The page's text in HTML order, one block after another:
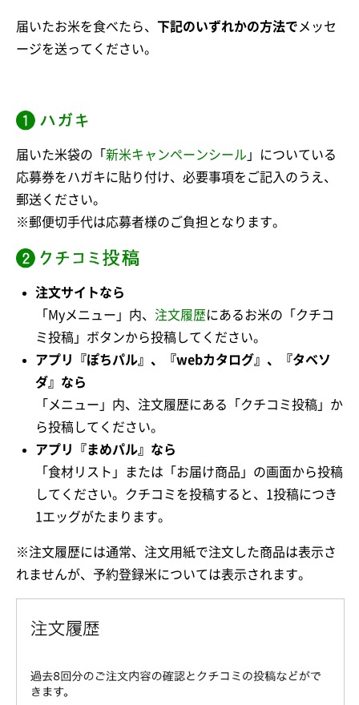
届いたお米を食べたら、 下記のいずれかの方法で メッセ
ージを送ってください。
届いた米袋の「新米キャンペーンシール 」についている
応募券をハガキに貼り付け、必要事項をご記入のうえ、
郵送ください。
※郵便切手代は応募者様のご負担となります。
注文サイトなら
「Myメニュー」内、 注文履歴にあるお米の「クチコ
ミ投稿」ボタンから投稿してください。
アプリ『ぽちパル』、『webカタログ』、『タベソ
ダ』なら
「メニュー」内、注文履歴にある「クチコミ投稿」か
ら投稿してください。
アプリ『まめパル』なら
「食材リスト」または「お届け商品」の画面から投稿
してください。クチコミを投稿すると、1投稿につき
1エッグがたまります。
※注文履歴には通常、注文用紙で注文した商品は表示さ
れませんが、予約登録米については表示されます。